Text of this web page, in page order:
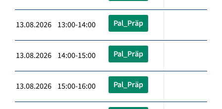
13.08.2026 13:00-14:00 Pal_Präp
13.08.2026 14:00-15:00 Pal_Präp
13.08.2026 15:00-16:00 Pal_Präp